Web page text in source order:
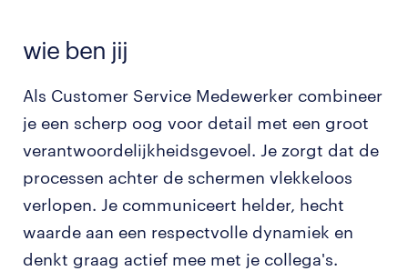
wie ben jij
Als Customer Service Medewerker combineer
je een scherp oog voor detail met een groot
verantwoordelijkheidsgevoel. Je zorgt dat de
processen achter de schermen vlekkeloos
verlopen. Je communiceert helder, hecht
waarde aan een respectvolle dynamiek en
denkt graag actief mee met je collega's.